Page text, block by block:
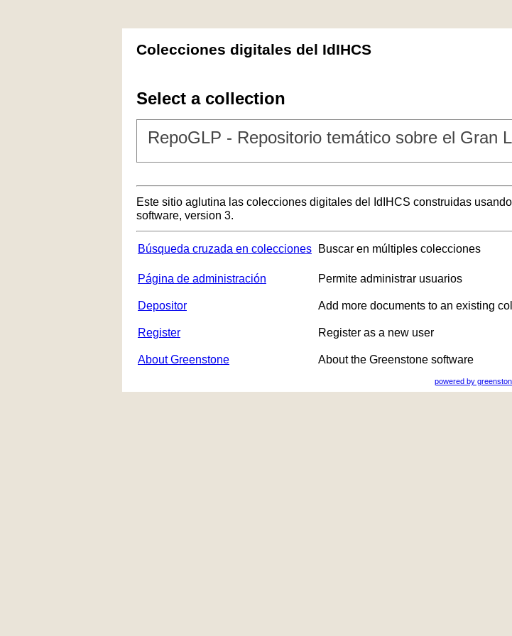
Colecciones digitales del IdIHCS
Select a collection
RepoGLP - Repositorio temático sobre el Gran
Este sitio aglutina las colecciones digitales del IdIHCS construidas
software, version 3.
Búsqueda cruzada en colecciones Buscar en múltiples colecciones
Página de administración Permite administrar usuarios
Depositor Add more documents to an existing
Register Register as a new user
About Greenstone About the Greenstone software
powered by